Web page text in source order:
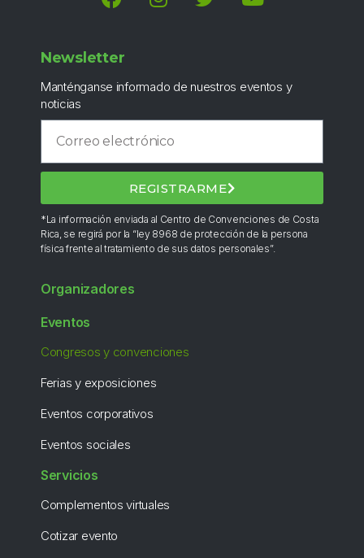
Newsletter
Manténganse informado de nuestros eventos y
noticias
REGISTRARME
*La información enviada al Centro de Convenciones de Costa
Rica, se regirá por la “ley 8968 de protección de la persona
física frente al tratamiento de sus datos personales”.
Organizadores
Eventos
Congresos y convenciones
Ferias y exposiciones
Eventos corporativos
Eventos sociales
Servicios
Complementos virtuales
Cotizar evento